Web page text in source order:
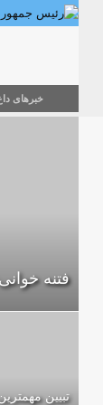
خبرهای
فتنه خوانی=>
تبیین